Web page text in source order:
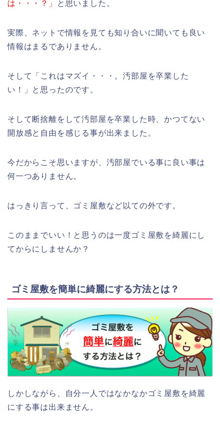
は・・・？」
と思いました。
実際、ネットで情報を見ても知り合いに聞いても良い
情報はまるでありません。
そして「これはマズイ・・・。汚部屋を卒業した
い！」と思ったのです。
そして断捨離をして汚部屋を卒業した時、かつてない
開放感と自由を感じる事が出来ました。
今だからこそ思いますが、汚部屋でいる事に良い事は
何一つありません。
はっきり言って、ゴミ屋敷など以ての外です。
このままでいい！と思うのは一度ゴミ屋敷を綺麗にし
てからにしませんか？
ゴミ屋敷を簡単に綺麗にする方法とは？
しかしながら、自分一人ではなかなかゴミ屋敷を綺麗
にする事は出来ません。